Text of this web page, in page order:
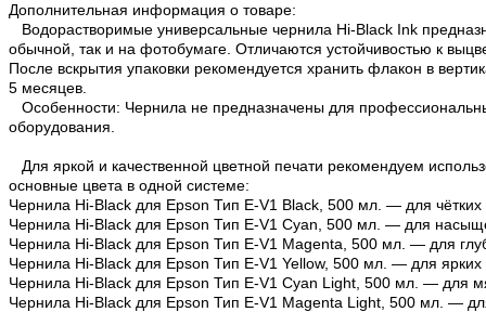
Дополнительная информация о товаре:
Водорастворимые универсальные чернила Hi-Black Ink
обычной, так и на фотобумаге. Отличаются устойчивостью к
После вскрытия упаковки рекомендуется хранить флакон в
5 месяцев.
Особенности: Чернила не предназначены для
оборудования.
Для яркой и качественной цветной печати рекомендуем
основные цвета в одной системе:
Чернила Hi-Black для Epson Тип E-V1 Black, 500 мл. — для чётких
Чернила Hi-Black для Epson Тип E-V1 Cyan, 500 мл. — для
Чернила Hi-Black для Epson Тип E-V1 Magenta, 500 мл. — для
Чернила Hi-Black для Epson Тип E-V1 Yellow, 500 мл. — для ярких
Чернила Hi-Black для Epson Тип E-V1 Cyan Light, 500 мл. — для
Чернила Hi-Black для Epson Тип E-V1 Magenta Light, 500 мл. —